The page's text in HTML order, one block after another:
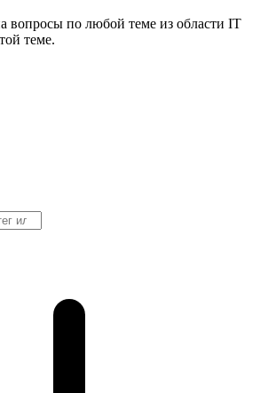
вопросы по любой теме из области IT
теме.